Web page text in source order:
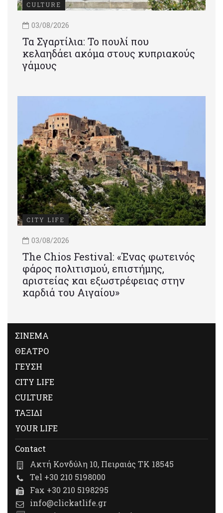
CULTURE
03/08/2026
Τα Σγαρτίλια: Το πουλί που
κελαηδάει ακόμα στους κυπριακούς
γάμους
CITY LIFE
03/08/2026
Τhe Chios Festival: «Ένας φωτεινός
φάρος πολιτισμού, επιστήμης,
αριστείας και εξωστρέφειας στην
καρδιά του Αιγαίου»
ΣΙΝΕΜΑ
ΘΕΑΤΡΟ
ΓΕΥΣΗ
CITY LIFE
CULTURE
ΤΑΞΙΔΙ
YOUR LIFE
Contact
Ακτή Κονδύλη 10, Πειραιάς ΤΚ 18545
Tel +30 210 5198000
Fax +30 210 5198295
info@clickatlife.gr